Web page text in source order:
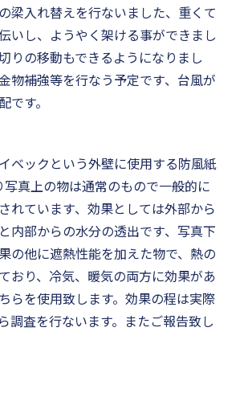
梁入れ替えを行ないました、重くて
いし、ようやく架ける事ができまし
りの移動もできるようになりまし
物補強等を行なう予定です、台風が
です。
ベックという外壁に使用する防風紙
写真上の物は通常のもので一般的に
れています、効果としては外部から
内部からの水分の透出です、写真下
の他に遮熱性能を加えた物で、熱の
おり、冷気、暖気の両方に効果があ
らを使用致します。効果の程は実際
調査を行ないます。またご報告致し